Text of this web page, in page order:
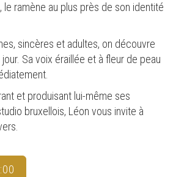
ramène au plus près de son identité
sincères et adultes, on découvre
jour. Sa voix éraillée et à fleur de peau
et produisant lui-même ses
bruxellois, Léon vous invite à